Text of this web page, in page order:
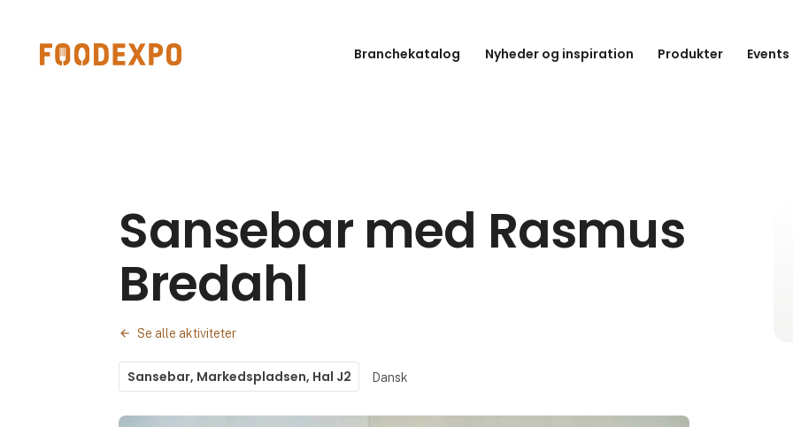
Branchekatalog Nyheder og inspiration Produkter
Sansebar med Rasmus
Bredahl
Se alle aktiviteter
Sansebar, Markedspladsen, Hal J2 Dansk